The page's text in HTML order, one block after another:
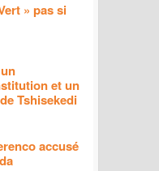
» pas si
et un
Tshisekedi
accusé